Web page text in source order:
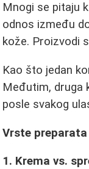
Mnogi se pitaju
odnos između
kože. Proizvodi
Kao što jedan
Međutim, druga
posle svakog
Vrste
1. Krema vs.